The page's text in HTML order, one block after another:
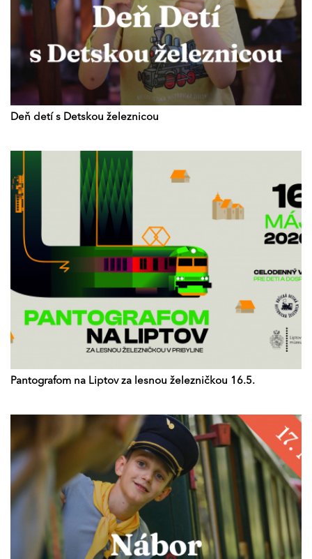
Deň detí s Detskou železnicou
Pantografom na Liptov za lesnou železničkou 16.5.